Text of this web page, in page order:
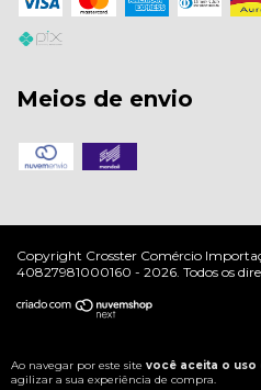
Ao navegar por este site você aceita o
agilizar a sua experiência de compra.
Meios de envio
Copyright Crosster Comércio
40827981000160 - 2026. Todos os